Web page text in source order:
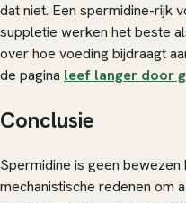
dat niet. Een spermidine-rijk
suppletie werken het beste
over hoe voeding bijdraagt
de pagina leef langer door
Conclusie
Spermidine is geen
mechanistische redenen om